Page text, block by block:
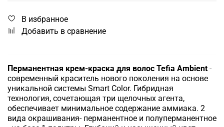
В избранное
Добавить в сравнение
Перманентная крем-краска для волос Tefia Ambient -
современный краситель нового поколения на основе
уникальной системы Smart Color. Гибридная
технология, сочетающая три щелочных агента,
обеспечивает минимальное содержание аммиака. 2
вида окрашивания- перманентное и полуперманентное